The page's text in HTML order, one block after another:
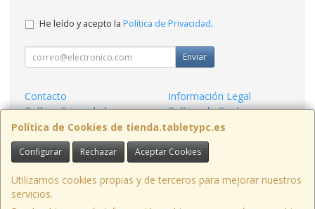
Política de Cookies de tienda.tabletypc.es
Configurar Rechazar Aceptar Cookies
Utilizamos cookies propias y de terceros para mejorar nuestros
servicios.
He leído y acepto la Política de Privacidad.
Enviar
Contacto
Información Legal
Política Privacidad
Política de Cookies
Condiciones de Compra
Formas de Pago
Contacto
tienda@tabletypc.es